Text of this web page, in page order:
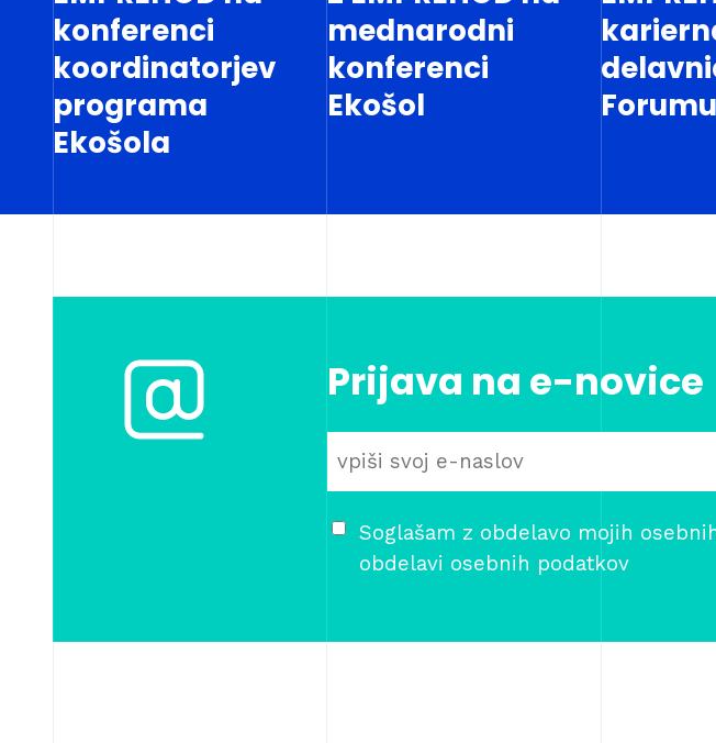
konferenci
koordinatorjev
programa
Ekošola
mednarodni
konferenci
Ekošol
Prijava na e-novice
Soglašam z obdelavo mojih
obdelavi osebnih podatkov